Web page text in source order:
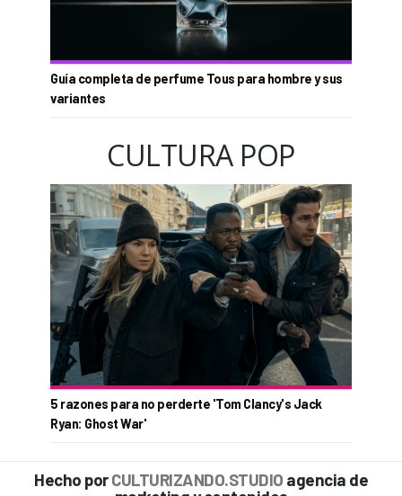
Guía completa de perfume Tous para hombre y sus
variantes
CULTURA POP
5 razones para no perderte 'Tom Clancy's Jack
Ryan: Ghost War'
Hecho porCULTURIZANDO.STUDIO agencia de